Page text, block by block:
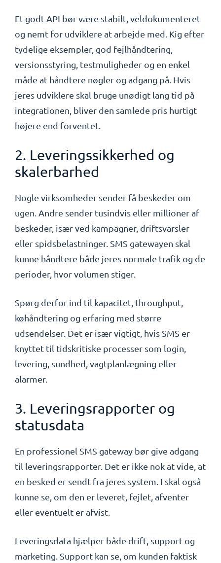
Et godt API bør være stabilt, veldokumenteret
og nemt for udviklere at arbejde med. Kig efter
tydelige eksempler, god fejlhåndtering,
versionsstyring, testmuligheder og en enkel
måde at håndtere nøgler og adgang på. Hvis
jeres udviklere skal bruge unødigt lang tid på
integrationen, bliver den samlede pris hurtigt
højere end forventet.
2. Leveringssikkerhed og
skalerbarhed
Nogle virksomheder sender få beskeder om
ugen. Andre sender tusindvis eller millioner af
beskeder, især ved kampagner, driftsvarsler
eller spidsbelastninger. SMS gatewayen skal
kunne håndtere både jeres normale trafik og de
perioder, hvor volumen stiger.
Spørg derfor ind til kapacitet, throughput,
køhåndtering og erfaring med større
udsendelser. Det er især vigtigt, hvis SMS er
knyttet til tidskritiske processer som login,
levering, sundhed, vagtplanlægning eller
alarmer.
3. Leveringsrapporter og
statusdata
En professionel SMS gateway bør give adgang
til leveringsrapporter. Det er ikke nok at vide, at
en besked er sendt fra jeres system. I skal også
kunne se, om den er leveret, fejlet, afventer
eller eventuelt er afvist.
Leveringsdata hjælper både drift, support og
marketing. Support kan se, om kunden faktisk